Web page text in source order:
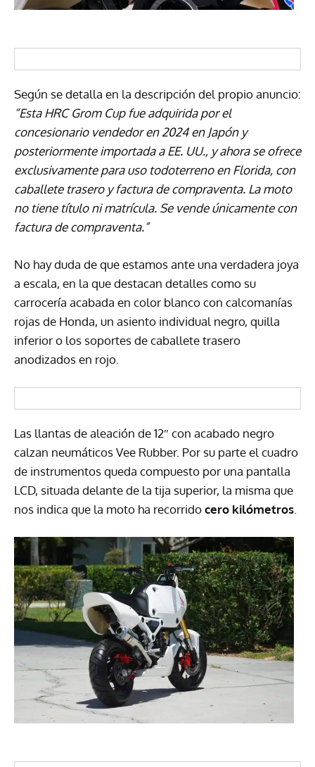
Según se detalla en la descripción del propio anuncio:
“Esta HRC Grom Cup fue adquirida por el
concesionario vendedor en 2024 en Japón y
posteriormente importada a EE. UU., y ahora se ofrece
exclusivamente para uso todoterreno en Florida, con
caballete trasero y factura de compraventa. La moto
no tiene título ni matrícula. Se vende únicamente con
factura de compraventa.”
No hay duda de que estamos ante una verdadera joya
a escala, en la que destacan detalles como su
carrocería acabada en color blanco con calcomanías
rojas de Honda, un asiento individual negro, quilla
inferior o los soportes de caballete trasero
anodizados en rojo.
Las llantas de aleación de 12″ con acabado negro
calzan neumáticos Vee Rubber. Por su parte el cuadro
de instrumentos queda compuesto por una pantalla
LCD, situada delante de la tija superior, la misma que
nos indica que la moto ha recorridocero kilómetros